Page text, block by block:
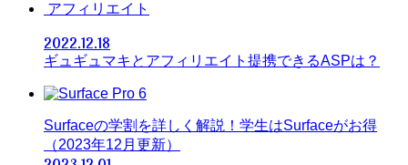
アフィリエイト
2022.12.18
ギュギュマキとアフィリエイト提携できるASPは？
Surfaceの学割を詳しく解説！学生はSurfaceがお得
（2023年12月更新）